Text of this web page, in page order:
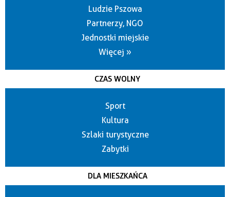
Ludzie Pszowa
Partnerzy, NGO
Jednostki miejskie
Więcej »
CZAS WOLNY
Sport
Kultura
Szlaki turystyczne
Zabytki
DLA MIESZKAŃCA